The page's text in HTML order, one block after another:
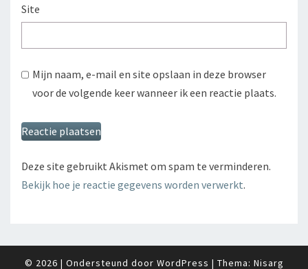
Site
Mijn naam, e-mail en site opslaan in deze browser
voor de volgende keer wanneer ik een reactie plaats.
Deze site gebruikt Akismet om spam te verminderen.
Bekijk hoe je reactie gegevens worden verwerkt.
© 2026 | Ondersteund door WordPress | Thema: Nisarg